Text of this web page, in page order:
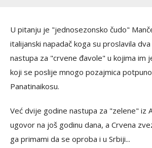
U pitanju je "jednosezonsko čudo"
italijanski napadač koga su proslavila
nastupa za "crvene đavole" u kojima im
koji se poslije mnogo pozajmica
Panatinaikosu.
Već dvije godine nastupa za "zelene" iz
ugovor na još godinu dana, a Crvena
ga primami da se oproba i u Srbiji...